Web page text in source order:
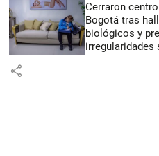
Cerraron
Bogotá tras
biológicos y
irregularidades
share